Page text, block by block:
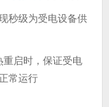
秒级为受电设备供
重启时，保证受电
常运行